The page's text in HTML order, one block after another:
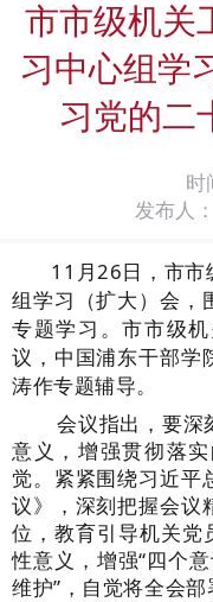
市市级机关
习中心组学
习党的二
时
发布人
1 1 月26日，市
组学习
（扩大） 会，
专题学习。市市级
议，中国浦东干部学
涛作专题辅导。
会议指出，要深
意义，增强贯彻落
觉。紧紧围绕习近平
议》，深刻把握会议
位，教育引导机关党
性意义，增强“四个
维护”，自觉将全会部